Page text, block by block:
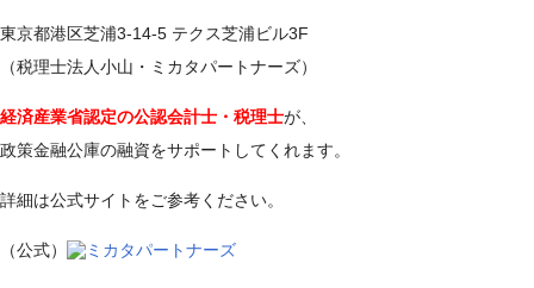
東京都港区芝浦3-14-5 テクス芝浦ビル3F
（税理士法人小山・ミカタパートナーズ）
経済産業省認定の公認会計士・税理士が、
政策金融公庫の融資をサポートしてくれます。
詳細は公式サイトをご参考ください。
（公式） ミカタパートナーズ